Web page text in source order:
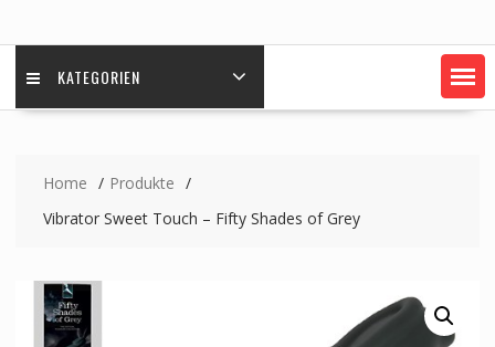
KATEGORIEN
Home
Produkte
Vibrator Sweet Touch – Fifty Shades of Grey